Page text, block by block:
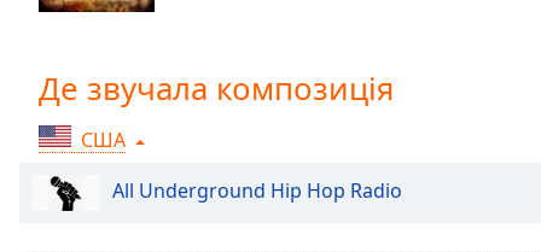
Chapters
Descriptions
descriptions
off
selected
Де звучала композиція
США
All Underground Hip Hop Radio